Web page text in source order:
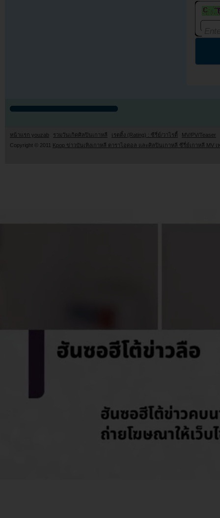
หน้าแรก youzab รวมวันเกิดศิลปินเกาหลี เรตติ้ง (Rating) : ซีรี่ย์/วาไรตี้
MV/PV/Teaser
Copyright © 2011 Kpop ข่าวบันเทิงเกาหลี ดาราไอดอล และศิลปินเกาหลี ซีรี่ย์เกาหลี MV